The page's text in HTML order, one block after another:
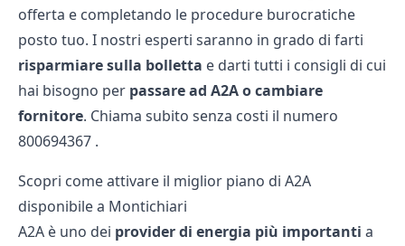
offerta e completando le procedure burocratiche
posto tuo. I nostri esperti saranno in grado di farti
risparmiare sulla bolletta e darti tutti i consigli di cui
hai bisogno per passare ad A2A o cambiare
fornitore. Chiama subito senza costi il numero
800694367 .
Scopri come attivare il miglior piano di A2A
disponibile a Montichiari
A2A è uno dei provider di energia più importanti a